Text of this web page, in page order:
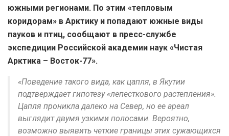
южными регионами. По этим «тепловым
коридорам» в Арктику и попадают южные виды
пауков и птиц, сообщают в пресс-службе
экспедиции Российской академии наук «Чистая
Арктика – Восток-77».
«Поведение такого вида, как цапля, в Якутии
подтверждает гипотезу «лепесткового растепления».
Цапля проникла далеко на Север, но ее ареал
выглядит двумя узкими полосами. Вероятно,
возможно выявить четкие границы этих сужающихся